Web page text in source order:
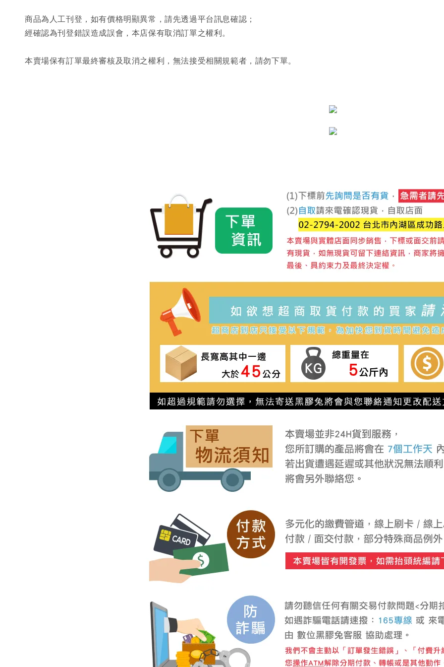
商品為人工刊登，如有價格明顯異常，請先透過平台訊息確認；
經確認為刊登錯誤造成誤會，本店保有取消訂單之權利。
本賣場保有訂單最終審核及取消之權利，無法接受相關規範者，請勿下單。